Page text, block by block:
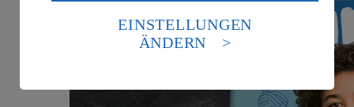
die USA als Land mit einem nach europäischen
Standards nicht angemessenen Datenschutzniveau an.
Es besteht das Risiko eines Zugriffs durch US-
Informationen zum Herausgeber der Seite findest du
EINSTELLUNGEN
ÄNDERN